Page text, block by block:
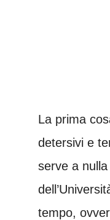
La prima
detersivi e
serve a
tempo,